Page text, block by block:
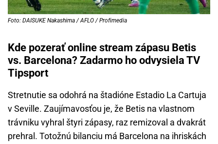
Foto: DAISUKE Nakashima / AFLO / Profimedia
Kde pozerať online stream zápasu Betis
vs. Barcelona? Zadarmo ho odvysiela TV
Tipsport
Stretnutie sa odohrá na štadióne Estadio La Cartuja
v Seville. Zaujímavosťou je, že Betis na vlastnom
trávniku vyhral štyri zápasy, raz remizoval a dvakrát
prehral. Totožnú bilanciu má Barcelona na ihriskách